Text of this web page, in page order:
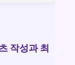
작성과 최